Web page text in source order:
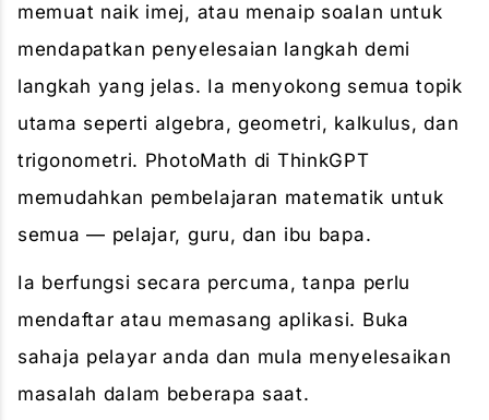
memuat naik imej, atau menaip soalan untuk
mendapatkan penyelesaian langkah demi
langkah yang jelas. Ia menyokong semua topik
utama seperti algebra, geometri, kalkulus, dan
trigonometri. PhotoMath di ThinkGPT
memudahkan pembelajaran matematik untuk
semua — pelajar, guru, dan ibu bapa.
Ia berfungsi secara percuma, tanpa perlu
mendaftar atau memasang aplikasi. Buka
sahaja pelayar anda dan mula menyelesaikan
masalah dalam beberapa saat.